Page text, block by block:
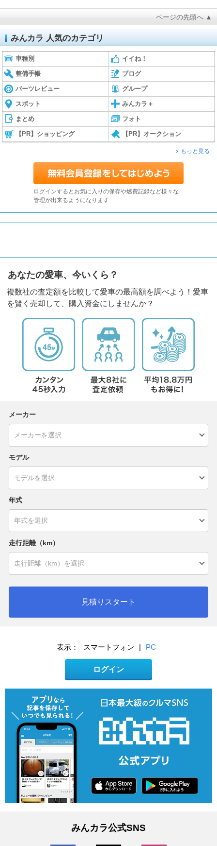
ページの先頭へ ▲
みんカラ 人気のカテゴリ
車種別 イイね！
整備手帳 ブログ
パーツレビュー グループ
スポット みんカラ＋
まとめ フォト
【PR】ショッピング 【PR】オークション
もっと見る
ログインするとお気に入りの保存や燃費記録など様々な
管理が出来るようになります
あなたの愛車、今いくら？
複数社の査定額を比較して愛車の最高額を調べよう！愛車
を賢く売却して、購入資金にしませんか？
メーカー
モデル
年式
走行距離（km）
見積りスタート
表示： スマートフォン | PC
ログイン
みんカラ公式SNS